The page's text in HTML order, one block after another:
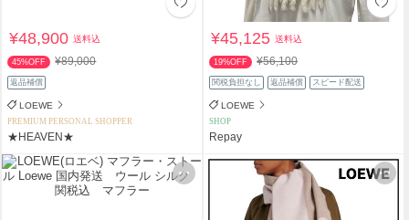
¥48,900送料込
45%OFF ¥89,000
返品補償
LOEWE
PREMIUM PERSONAL SHOPPER
★HEAVEN★
¥45,125送料込
19%OFF ¥56,100
関税負担なし 返品補償 スピード配送
LOEWE
SHOP
Repay